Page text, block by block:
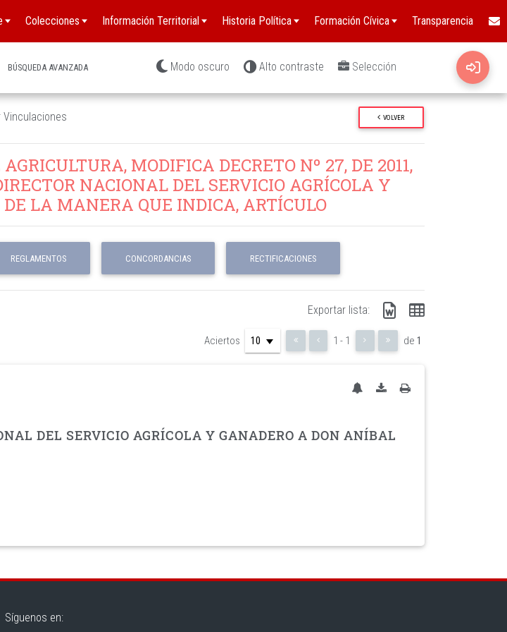
Colecciones Información Territorial Historia Política Formación Cívica Transparencia
BÚSQUEDA AVANZADA Modo oscuro Alto contraste Selección
Vinculaciones VOLVER
MODIFICA DECRETO Nº 27, DE 2011,
NACIONAL DEL SERVICIO AGRÍCOLA Y
LA MANERA QUE INDICA, ARTÍCULO
REGLAMENTOS CONCORDANCIAS RECTIFICACIONES
Exportar lista:
Aciertos 1 - 1 de 1
DEL SERVICIO AGRÍCOLA Y GANADERO A DON ANÍBAL
Síguenos en: